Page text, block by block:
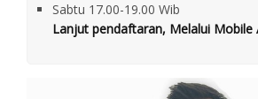
Sabtu 17.00-19.00 Wib
Lanjut pendaftaran, Melalui Mobile